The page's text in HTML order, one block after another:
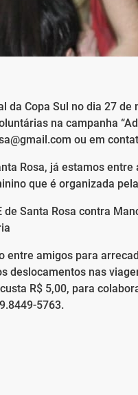
da Copa Sul no dia 27 de
na campanha
ou em
Rosa, já estamos entre
que é organizada
Santa Rosa contra
entre amigos para
deslocamentos nas
R$ 5,00, para
5763.